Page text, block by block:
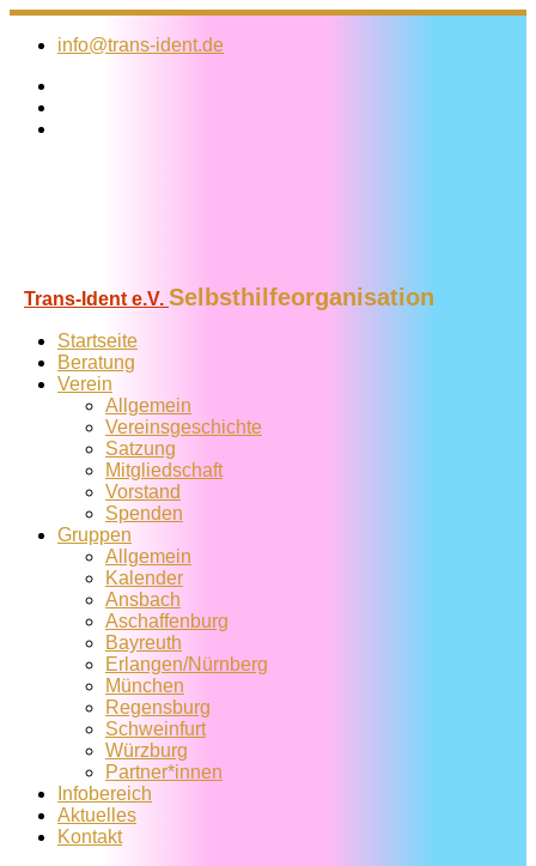
Zum
Inhalt
info@trans-ident.de
Trans-Ident e.V. Selbsthilfeorganisation
Startseite
Beratung
Verein
Allgemein
Vereins­geschichte
Satzung
Mitglied­schaft
Vorstand
Spenden
Gruppen
Allgemein
Kalender
Ansbach
Aschaffenburg
Bayreuth
Erlangen/Nürnberg
München
Regensburg
Schweinfurt
Würzburg
Partner*innen
Infobereich
Aktuelles
Kontakt